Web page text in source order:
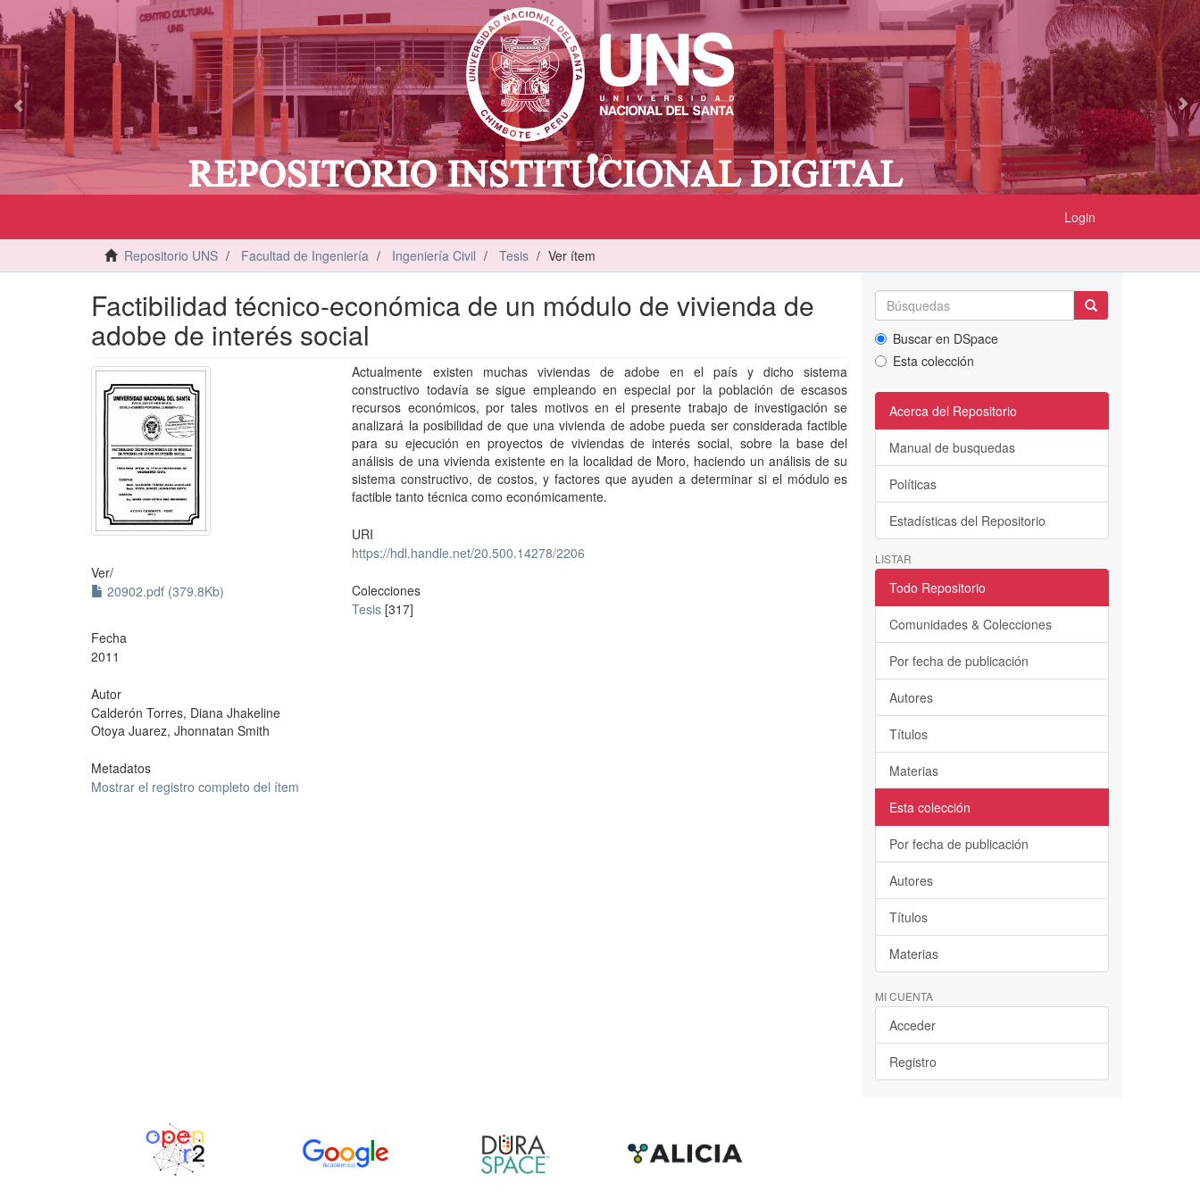
Login
Repositorio UNS Facultad de Ingeniería Ingeniería Civil Tesis Ver ítem
Factibilidad técnico-económica de un módulo de vivienda de
adobe de interés social
Ver/
20902.pdf (379.8Kb)
Fecha
2011
Autor
Calderón Torres, Diana Jhakeline
Otoya Juarez, Jhonnatan Smith
Metadatos
Mostrar el registro completo del ítem
Actualmente existen muchas viviendas de adobe en el país y dicho sistema
constructivo todavía se sigue empleando en especial por la población de escasos
recursos económicos, por tales motivos en el presente trabajo de investigación se
analizará la posibilidad de que una vivienda de adobe pueda ser considerada factible
para su ejecución en proyectos de viviendas de interés social, sobre la base del
análisis de una vivienda existente en la localidad de Moro, haciendo un análisis de su
sistema constructivo, de costos, y factores que ayuden a determinar si el módulo es
factible tanto técnica como económicamente.
URI
https://hdl.handle.net/20.500.14278/2206
Colecciones
Tesis [317]
Buscar en DSpace
Esta colección
Acerca del Repositorio
Manual de busquedas
Políticas
Estadísticas del Repositorio
LISTAR
Todo Repositorio
Comunidades & Colecciones
Por fecha de publicación
Autores
Títulos
Materias
Esta colección
Por fecha de publicación
Autores
Títulos
Materias
MI CUENTA
Acceder
Registro